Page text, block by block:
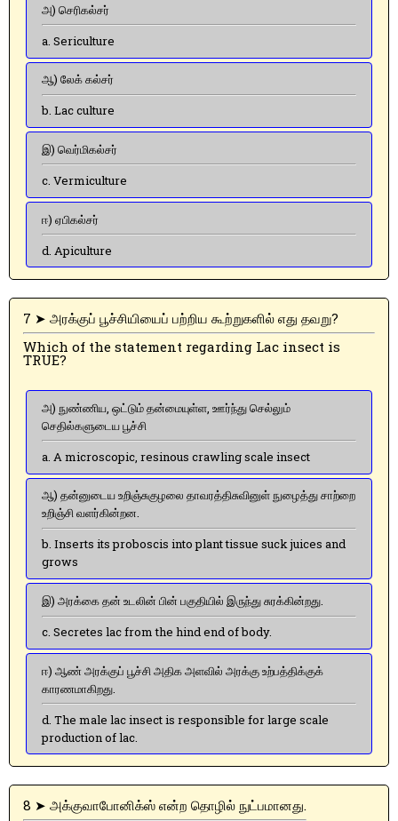
அ) செரிகல்சர்
a. Sericulture
ஆ) லேக் கல்சர்
b. Lac culture
இ) வெர்மிகல்சர்
c. Vermiculture
ஈ) ஏபிகல்சர்
d. Apiculture
7 ➤ அரக்குப் பூச்சியியைப் பற்றிய கூற்றுகளில் எது தவறு?
Which of the statement regarding Lac insect is
TRUE?
அ) நுண்ணிய, ஒட்டும் தன்மையுள்ள, ஊர்ந்து செல்லும்
செதில்களுடைய பூச்சி
a. A microscopic, resinous crawling scale insect
ஆ) தன்னுடைய உறிஞ்சுகுழலை தாவரத்திசுவினுள் நுழைத்து சாற்றை
உறிஞ்சி வளர்கின்றன.
b. Inserts its proboscis into plant tissue suck juices and
grows
இ) அரக்கை தன் உடலின் பின் பகுதியில் இருந்து சுரக்கின்றது.
c. Secretes lac from the hind end of body.
ஈ) ஆண் அரக்குப் பூச்சி அதிக அளவில் அரக்கு உற்பத்திக்குக்
காரணமாகிறது.
d. The male lac insect is responsible for large scale
production of lac.
8 ➤ அக்குவாபோனிக்ஸ் என்ற தொழில் நுட்பமானது.